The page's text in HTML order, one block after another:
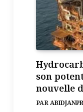
son
nouvelle
PAR